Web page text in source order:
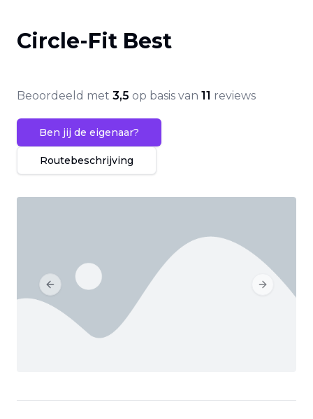
Circle-Fit Best
Beoordeeld met 3,5 op basis van 11 reviews
Ben jij de eigenaar?
Routebeschrijving
Previous slide Next slide